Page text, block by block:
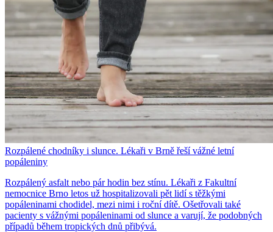
Rozpálené chodníky i slunce. Lékaři v Brně řeší vážné letní
popáleniny
Rozpálený asfalt nebo pár hodin bez stínu. Lékaři z Fakultní
nemocnice Brno letos už hospitalizovali pět lidí s těžkými
popáleninami chodidel, mezi nimi i roční dítě. Ošetřovali také
pacienty s vážnými popáleninami od slunce a varují, že podobných
případů během tropických dnů přibývá.